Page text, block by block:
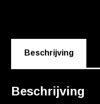
Beschrijving
Beschrijving